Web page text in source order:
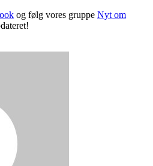
og følg vores gruppe Nyt om